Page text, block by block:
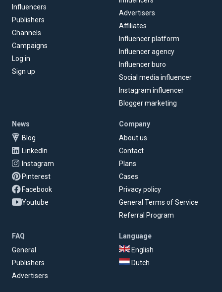
Influencers
Publishers
Channels
Campaigns
Log in
Sign up
Advertisers
Affiliates
Influencer platform
Influencer agency
Influencer buro
Social media influencer
Instagram influencer
Blogger marketing
News
Blog
LinkedIn
Instagram
Pinterest
Facebook
Youtube
Company
About us
Contact
Plans
Cases
Privacy policy
General Terms of Service
Referral Program
FAQ
General
Publishers
Advertisers
Language
English
Dutch